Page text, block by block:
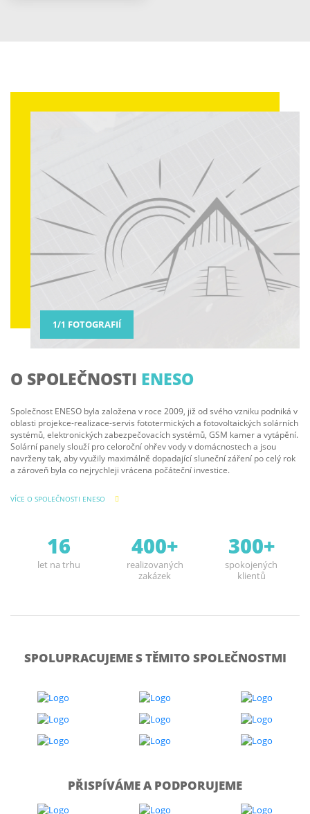
FOTOGRAFIÍ
O SPOLEČNOSTI ENESO
Společnost ENESO byla založena v roce 2009, již od svého vzniku podniká v
oblasti projekce-realizace-servis fototermických a fotovoltaických solárních
systémů, elektronických zabezpečovacích systémů, GSM kamer a vytápění.
Solární panely slouží pro celoroční ohřev vody v domácnostech a jsou
navrženy tak, aby využily maximálně dopadající sluneční záření po celý rok
a zároveň byla co nejrychleji vrácena počáteční investice.
VÍCE O SPOLEČNOSTI ENESO
16
let na trhu
400+
realizovaných
zakázek
300+
spokojených
klientů
SPOLUPRACUJEME S TĚMITO SPOLEČNOSTMI
PŘISPÍVÁME A PODPORUJEME